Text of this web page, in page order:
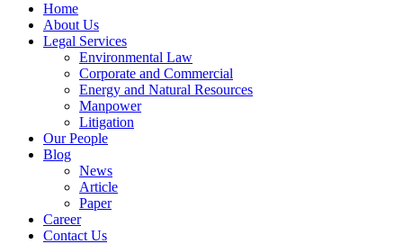
Home
About Us
Legal Services
Environmental Law
Corporate and Commercial
Energy and Natural Resources
Manpower
Litigation
Our People
Blog
News
Article
Paper
Career
Contact Us